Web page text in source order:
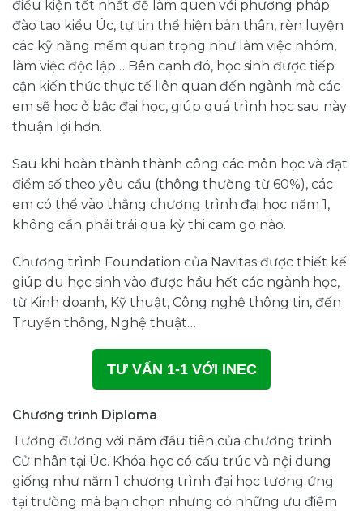
điều kiện tốt nhất để làm quen với phương pháp
đào tạo kiểu Úc, tự tin thể hiện bản thân, rèn luyện
các kỹ năng mềm quan trọng như làm việc nhóm,
làm việc độc lập… Bên cạnh đó, học sinh được tiếp
cận kiến thức thực tế liên quan đến ngành mà các
em sẽ học ở bậc đại học, giúp quá trình học sau này
thuận lợi hơn.
Sau khi hoàn thành thành công các môn học và đạt
điểm số theo yêu cầu (thông thường từ 60%), các
em có thể vào thẳng chương trình đại học năm 1,
không cần phải trải qua kỳ thi cam go nào.
Chương trình Foundation của Navitas được thiết kế
giúp du học sinh vào được hầu hết các ngành học,
từ Kinh doanh, Kỹ thuật, Công nghệ thông tin, đến
Truyền thông, Nghệ thuật…
TƯ VẤN 1-1 VỚI INEC
Chương trình Diploma
Tương đương với năm đầu tiên của chương trình
Cử nhân tại Úc. Khóa học có cấu trúc và nội dung
giống như năm 1 chương trình đại học tương ứng
tại trường mà bạn chọn nhưng có những ưu điểm